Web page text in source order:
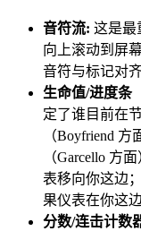
音符流: 这是最
向上滚动到屏
音符与标记对
生命值/进度条
定了谁目前在
（Boyfriend
（Garcello 方
表移向你这边
果仪表在你这
分数/连击计数